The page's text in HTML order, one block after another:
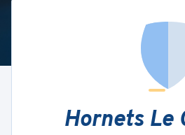
Hornets Le